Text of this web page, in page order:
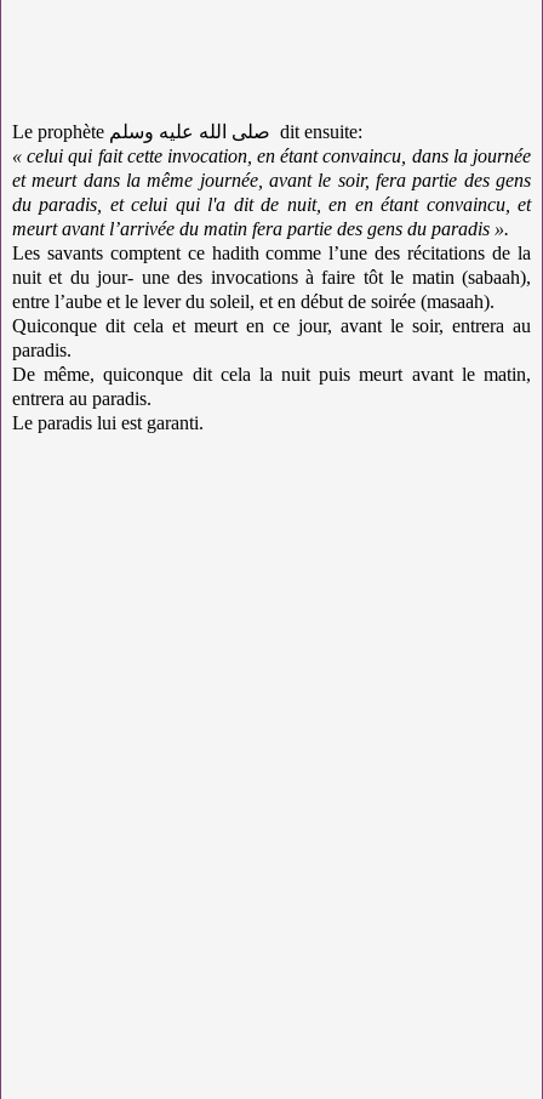
Le prophète صلى الله عليه وسلم dit ensuite:
« celui qui fait cette invocation, en étant convaincu, dans la journée
et meurt dans la même journée, avant le soir, fera partie des gens
du paradis, et celui qui l'a dit de nuit, en en étant convaincu, et
meurt avant l’arrivée du matin fera partie des gens du paradis ».
Les savants comptent ce hadith comme l’une des récitations de la
nuit et du jour- une des invocations à faire tôt le matin (sabaah),
entre l’aube et le lever du soleil, et en début de soirée (masaah).
Quiconque dit cela et meurt en ce jour, avant le soir, entrera au
paradis.
De même, quiconque dit cela la nuit puis meurt avant le matin,
entrera au paradis.
Le paradis lui est garanti.